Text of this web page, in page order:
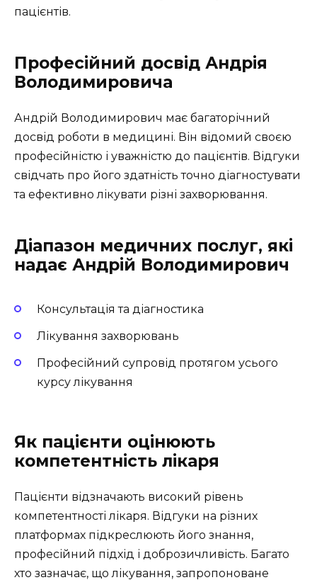
пацієнтів.
Професійний досвід Андрія
Володимировича
Андрій Володимирович має багаторічний
досвід роботи в медицині. Він відомий своєю
професійністю і уважністю до пацієнтів. Відгуки
свідчать про його здатність точно діагностувати
та ефективно лікувати різні захворювання.
Діапазон медичних послуг, які
надає Андрій Володимирович
Консультація та діагностика
Лікування захворювань
Професійний супровід протягом усього
курсу лікування
Як пацієнти оцінюють
компетентність лікаря
Пацієнти відзначають високий рівень
компетентності лікаря. Відгуки на різних
платформах підкреслюють його знання,
професійний підхід і доброзичливість. Багато
хто зазначає, що лікування, запропоноване